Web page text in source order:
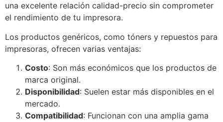
una excelente relación calidad-precio sin comprometer
el rendimiento de tu impresora.
Los productos genéricos, como tóners y repuestos para
impresoras, ofrecen varias ventajas:
Costo: Son más económicos que los productos de
marca original.
Disponibilidad: Suelen estar más disponibles en el
mercado.
Compatibilidad: Funcionan con una amplia gama